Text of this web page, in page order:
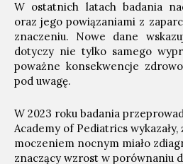
W ostatnich latach badania
oraz jego powiązaniami z
znaczeniu. Nowe dane
dotyczy nie tylko samego
poważne konsekwencje
pod uwagę.
W 2023 roku badania
Academy of Pediatrics wykazały,
moczeniem nocnym miało
znaczący wzrost w porównaniu